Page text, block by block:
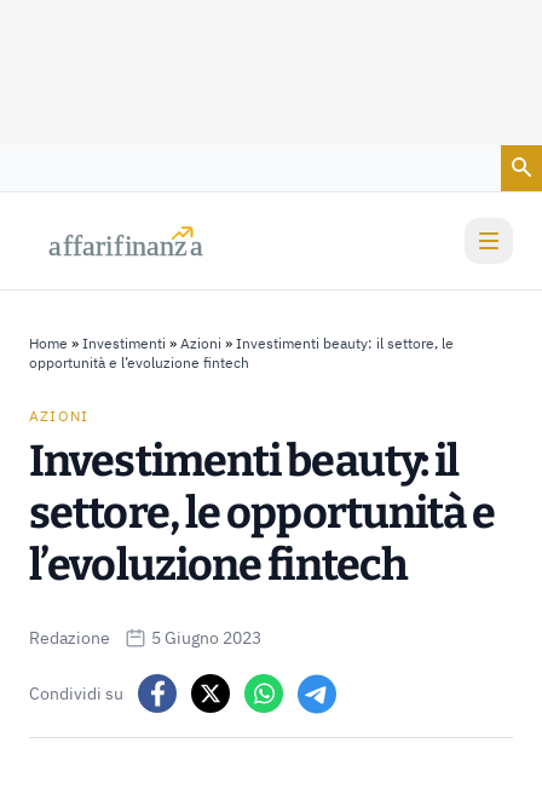
affarifinanza
affarifinanza
Home » Investimenti » Azioni » Investimenti beauty: il settore, le
opportunità e l’evoluzione fintech
AZIONI
Investimenti beauty: il
settore, le opportunità e
l’evoluzione fintech
Redazione 5 Giugno 2023
Condividi su